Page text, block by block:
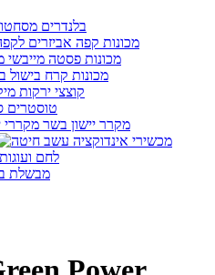
בלנדרים
מכונות קפה
מכונות פסטה
מכונות קרח
קוצצי ירקות
טוסטרים
מקרר יישון בשר
מכשירי אינדוקציה
לחם ועוגות
מבשלת